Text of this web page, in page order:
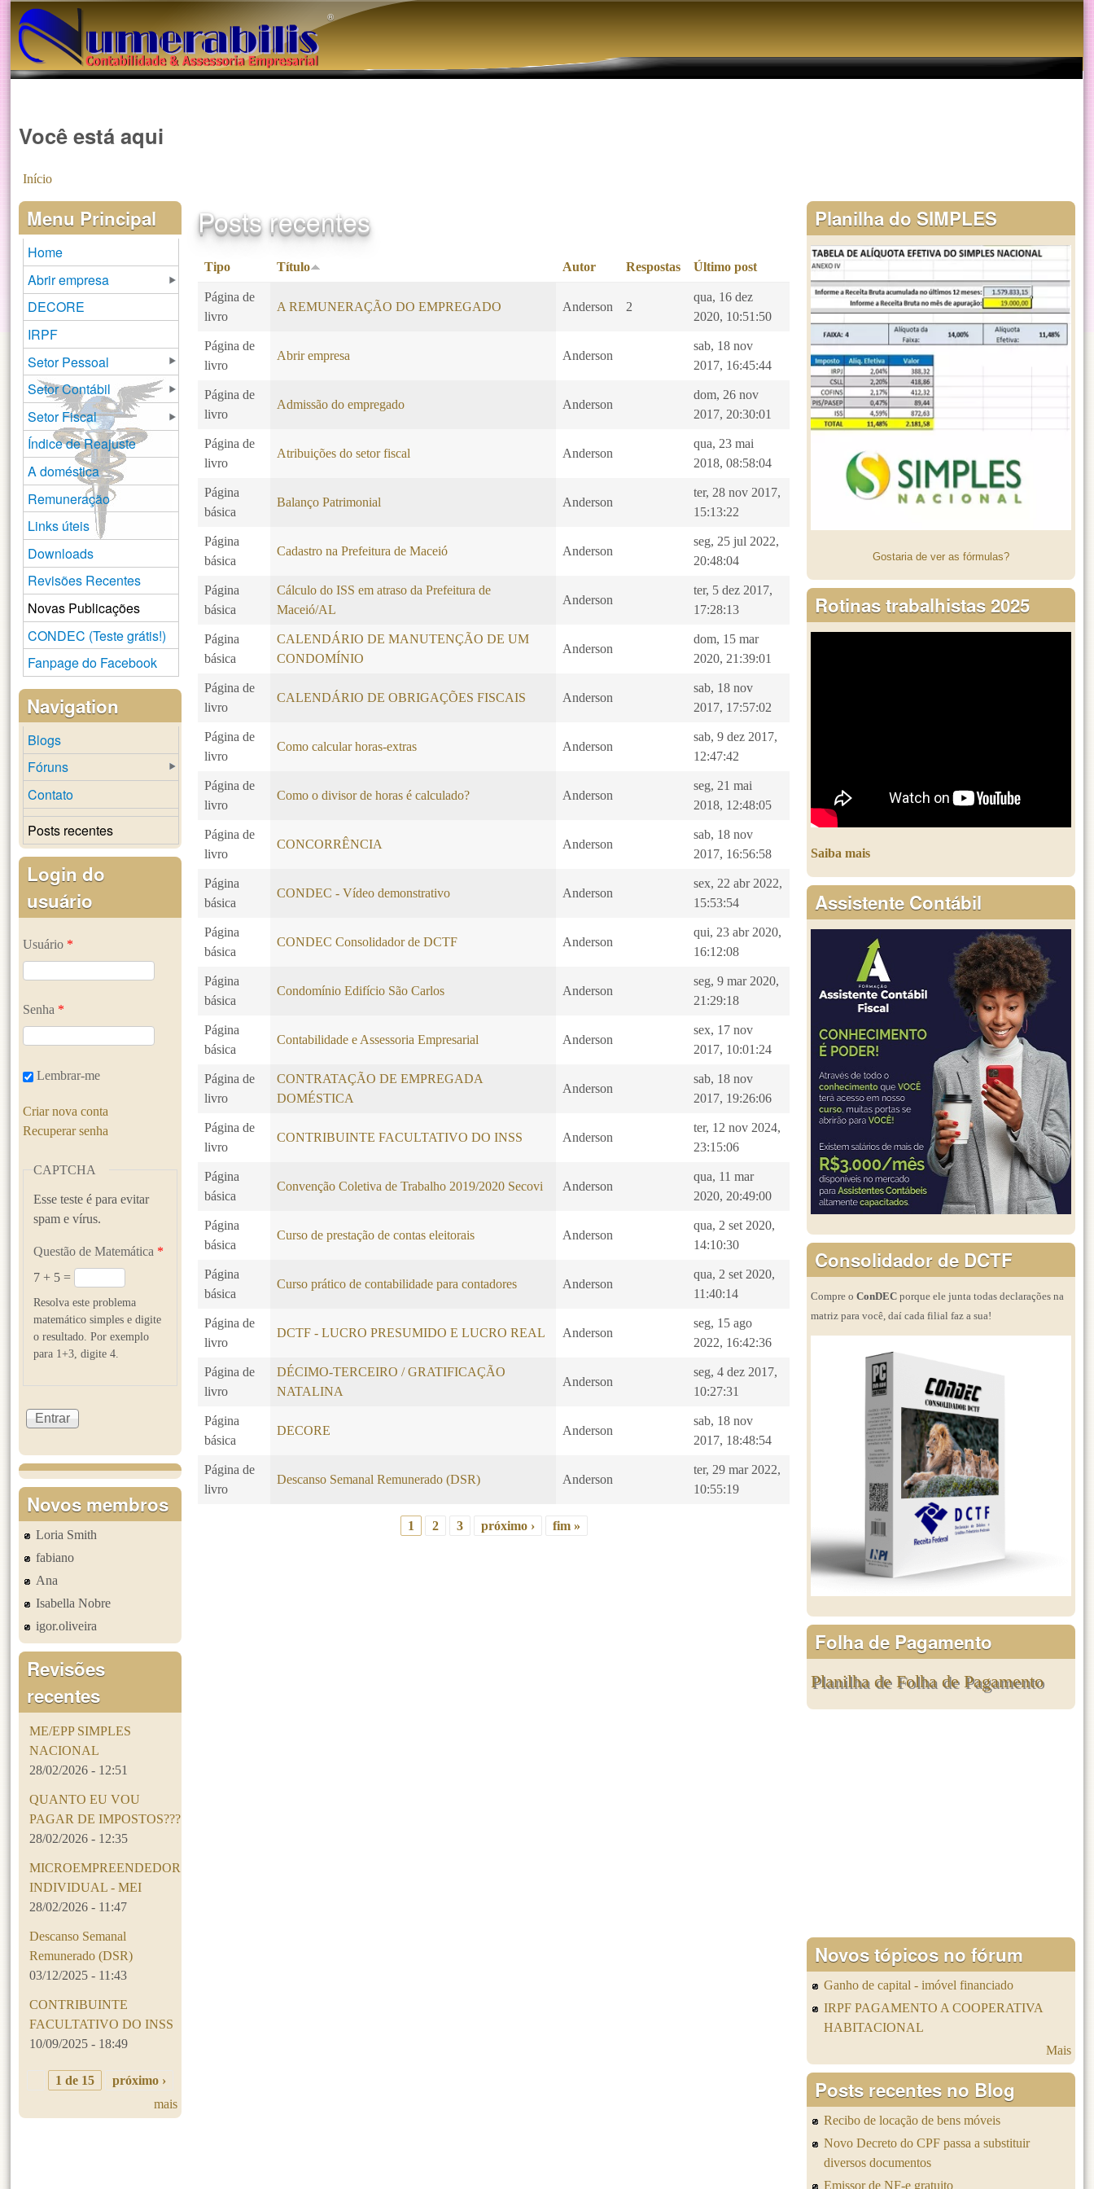
®️
Você está aqui
Início
Posts recentes
Tipo Título Autor Respostas Último post
Página de
livro
A REMUNERAÇÃO DO EMPREGADO Anderson 2
qua, 16 dez
2020, 10:51:50
Página de
livro
Abrir empresa Anderson
sab, 18 nov
2017, 16:45:44
Página de
livro
Admissão do empregado Anderson
dom, 26 nov
2017, 20:30:01
Página de
livro
Atribuições do setor fiscal Anderson
qua, 23 mai
2018, 08:58:04
Página
básica
Balanço Patrimonial Anderson
ter, 28 nov 2017,
15:13:22
Página
básica
Cadastro na Prefeitura de Maceió Anderson
seg, 25 jul 2022,
20:48:04
Página
básica
Cálculo do ISS em atraso da Prefeitura de
Maceió/AL
Anderson
ter, 5 dez 2017,
17:28:13
Página
básica
CALENDÁRIO DE MANUTENÇÃO DE UM
CONDOMÍNIO
Anderson
dom, 15 mar
2020, 21:39:01
Página de
livro
CALENDÁRIO DE OBRIGAÇÕES FISCAIS Anderson
sab, 18 nov
2017, 17:57:02
Página de
livro
Como calcular horas-extras Anderson
sab, 9 dez 2017,
12:47:42
Página de
livro
Como o divisor de horas é calculado? Anderson
seg, 21 mai
2018, 12:48:05
Página de
livro
CONCORRÊNCIA Anderson
sab, 18 nov
2017, 16:56:58
Página
básica
CONDEC - Vídeo demonstrativo Anderson
sex, 22 abr 2022,
15:53:54
Página
básica
CONDEC Consolidador de DCTF Anderson
qui, 23 abr 2020,
16:12:08
Página
básica
Condomínio Edifício São Carlos Anderson
seg, 9 mar 2020,
21:29:18
Página
básica
Contabilidade e Assessoria Empresarial Anderson
sex, 17 nov
2017, 10:01:24
Página de
livro
CONTRATAÇÃO DE EMPREGADA
DOMÉSTICA
Anderson
sab, 18 nov
2017, 19:26:06
Página de
livro
CONTRIBUINTE FACULTATIVO DO INSS Anderson
ter, 12 nov 2024,
23:15:06
Página
básica
Convenção Coletiva de Trabalho 2019/2020 Secovi Anderson
qua, 11 mar
2020, 20:49:00
Página
básica
Curso de prestação de contas eleitorais Anderson
qua, 2 set 2020,
14:10:30
Página
básica
Curso prático de contabilidade para contadores Anderson
qua, 2 set 2020,
11:40:14
Página de
livro
DCTF - LUCRO PRESUMIDO E LUCRO REAL Anderson
seg, 15 ago
2022, 16:42:36
Página de
livro
DÉCIMO-TERCEIRO / GRATIFICAÇÃO
NATALINA
Anderson
seg, 4 dez 2017,
10:27:31
Página
básica
DECORE Anderson
sab, 18 nov
2017, 18:48:54
Página de
livro
Descanso Semanal Remunerado (DSR) Anderson
ter, 29 mar 2022,
10:55:19
1 2 3 próximo › fim »
Menu Principal
Home
Abrir empresa
DECORE
IRPF
Setor Pessoal
Setor Contábil
Setor Fiscal
Índice de Reajuste
A doméstica
Remuneração
Links úteis
Downloads
Revisões Recentes
Novas Publicações
CONDEC (Teste grátis!)
Fanpage do Facebook
Navigation
Blogs
Fóruns
Contato
Posts recentes
Login do
usuário
Usuário *
Senha *
Lembrar-me
Criar nova conta
Recuperar senha
CAPTCHA
Esse teste é para evitar
spam e vírus.
Questão de Matemática *
7 + 5 =
Resolva este problema
matemático simples e digite
o resultado. Por exemplo
para 1+3, digite 4.
Novos membros
Loria Smith
fabiano
Ana
Isabella Nobre
igor.oliveira
Revisões
recentes
ME/EPP SIMPLES
NACIONAL
28/02/2026 - 12:51
QUANTO EU VOU
PAGAR DE IMPOSTOS???
28/02/2026 - 12:35
MICROEMPREENDEDOR
INDIVIDUAL - MEI
28/02/2026 - 11:47
Descanso Semanal
Remunerado (DSR)
03/12/2025 - 11:43
CONTRIBUINTE
FACULTATIVO DO INSS
10/09/2025 - 18:49
1 de 15
próximo ›
mais
Planilha do SIMPLES
Gostaria de ver as fórmulas?
Rotinas trabalhistas 2025
Saiba mais
Assistente Contábil
Consolidador de DCTF
Compre o ConDEC porque ele junta todas declarações na
matriz para você, daí cada filial faz a sua!
Folha de Pagamento
Planilha de Folha de Pagamento
Novos tópicos no fórum
Ganho de capital - imóvel financiado
IRPF PAGAMENTO A COOPERATIVA
HABITACIONAL
Mais
Posts recentes no Blog
Recibo de locação de bens móveis
Novo Decreto do CPF passa a substituir
diversos documentos
Emissor de NF-e gratuito